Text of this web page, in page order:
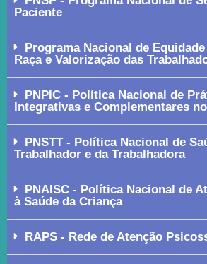
Paciente
Programa Nacional de
Raça e Valorização das
PNPIC - Política Nacional de
Integrativas e Complementares
PNSTT - Política Nacional de
Trabalhador e da Trabalhadora
PNAISC - Política Nacional de
à Saúde da Criança
RAPS - Rede de Atenção